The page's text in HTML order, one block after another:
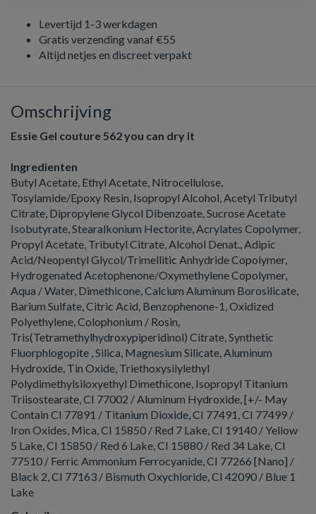
Levertijd 1-3 werkdagen
Gratis verzending vanaf €55
Altijd netjes en discreet verpakt
Omschrijving
Essie Gel couture 562 you can dry it
Ingredienten
Butyl Acetate, Ethyl Acetate, Nitrocellulose,
Tosylamide/Epoxy Resin, Isopropyl Alcohol, Acetyl Tributyl
Citrate, Dipropylene Glycol Dibenzoate, Sucrose Acetate
Isobutyrate, Stearalkonium Hectorite, Acrylates Copolymer,
Propyl Acetate, Tributyl Citrate, Alcohol Denat., Adipic
Acid/Neopentyl Glycol/Trimellitic Anhydride Copolymer,
Hydrogenated Acetophenone/Oxymethylene Copolymer,
Aqua / Water, Dimethicone, Calcium Aluminum Borosilicate,
Barium Sulfate, Citric Acid, Benzophenone-1, Oxidized
Polyethylene, Colophonium / Rosin,
Tris(Tetramethylhydroxypiperidinol) Citrate, Synthetic
Fluorphlogopite , Silica, Magnesium Silicate, Aluminum
Hydroxide, Tin Oxide, Triethoxysilylethyl
Polydimethylsiloxyethyl Dimethicone, Isopropyl Titanium
Triisostearate, CI 77002 / Aluminum Hydroxide, [+/- May
Contain CI 77891 / Titanium Dioxide, CI 77491, CI 77499 /
Iron Oxides, Mica, CI 15850 / Red 7 Lake, CI 19140 / Yellow
5 Lake, CI 15850 / Red 6 Lake, CI 15880 / Red 34 Lake, CI
77510 / Ferric Ammonium Ferrocyanide, CI 77266 [Nano] /
Black 2, CI 77163 / Bismuth Oxychloride, CI 42090 / Blue 1
Lake